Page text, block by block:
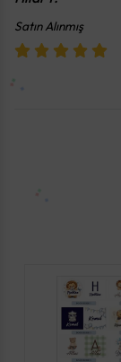
Satın Alınmış